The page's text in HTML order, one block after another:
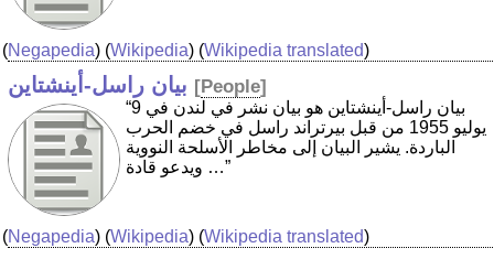
(Negapedia) (Wikipedia) (Wikipedia translated)
بيان راسل-أينشتاين [People]
“بيان راسل-أينشتاين هو بيان نشر في لندن في 9
يوليو 1955 من قبل بيرتراند راسل في خضم الحرب
الباردة. يشير البيان إلى مخاطر الأسلحة النووية
ويدعو قادة …”
(Negapedia) (Wikipedia) (Wikipedia translated)